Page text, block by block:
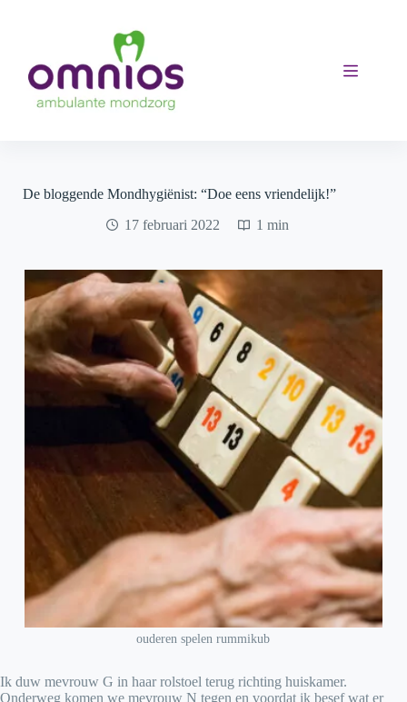
De bloggende Mondhygiënist: “Doe eens vriendelijk!”
17 februari 2022
1 min
ouderen spelen rummikub
Ik duw mevrouw G in haar rolstoel terug richting huiskamer.
Onderweg komen we mevrouw N tegen en voordat ik besef wat er